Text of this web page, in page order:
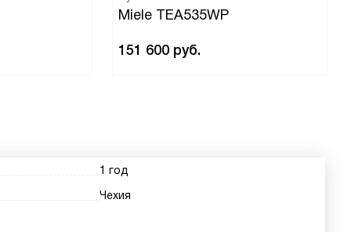
Miele TEA535WP
151 600 руб.
1 год
Чехия